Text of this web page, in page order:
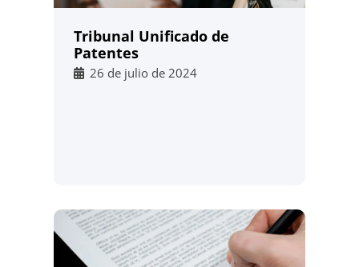
Tribunal Unificado de
Patentes
26 de julio de 2024